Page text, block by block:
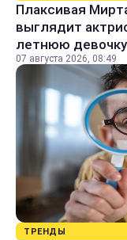
Плаксивая
выглядит
летнюю девочку
07 августа 2026, 08:49
ТРЕНДЫ